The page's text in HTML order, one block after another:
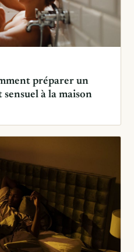
préparer un
à la maison